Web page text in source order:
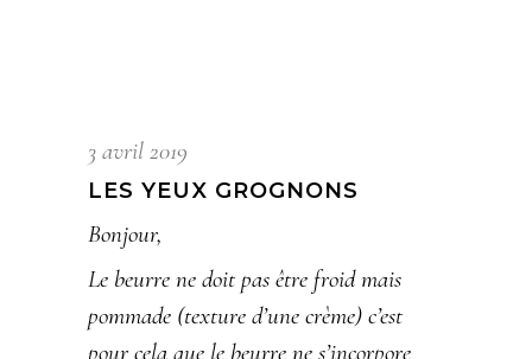
3 avril 2019
LES YEUX GROGNONS
Bonjour,
Le beurre ne doit pas être froid mais
pommade (texture d’une crème) c’est
pour cela que le beurre ne s’incorpore